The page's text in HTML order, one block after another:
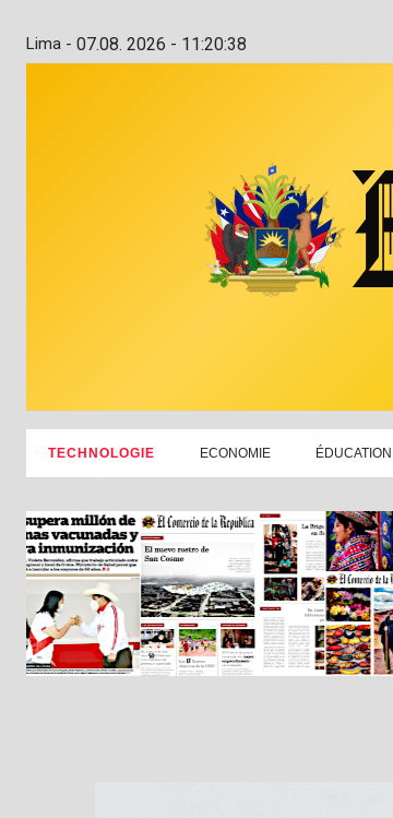
Lima - 07.08. 2026 - 11:20:39
TECHNOLOGIE ECONOMIE ÉDUCATION